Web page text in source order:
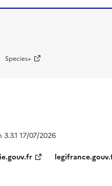
Species+
17/07/2026